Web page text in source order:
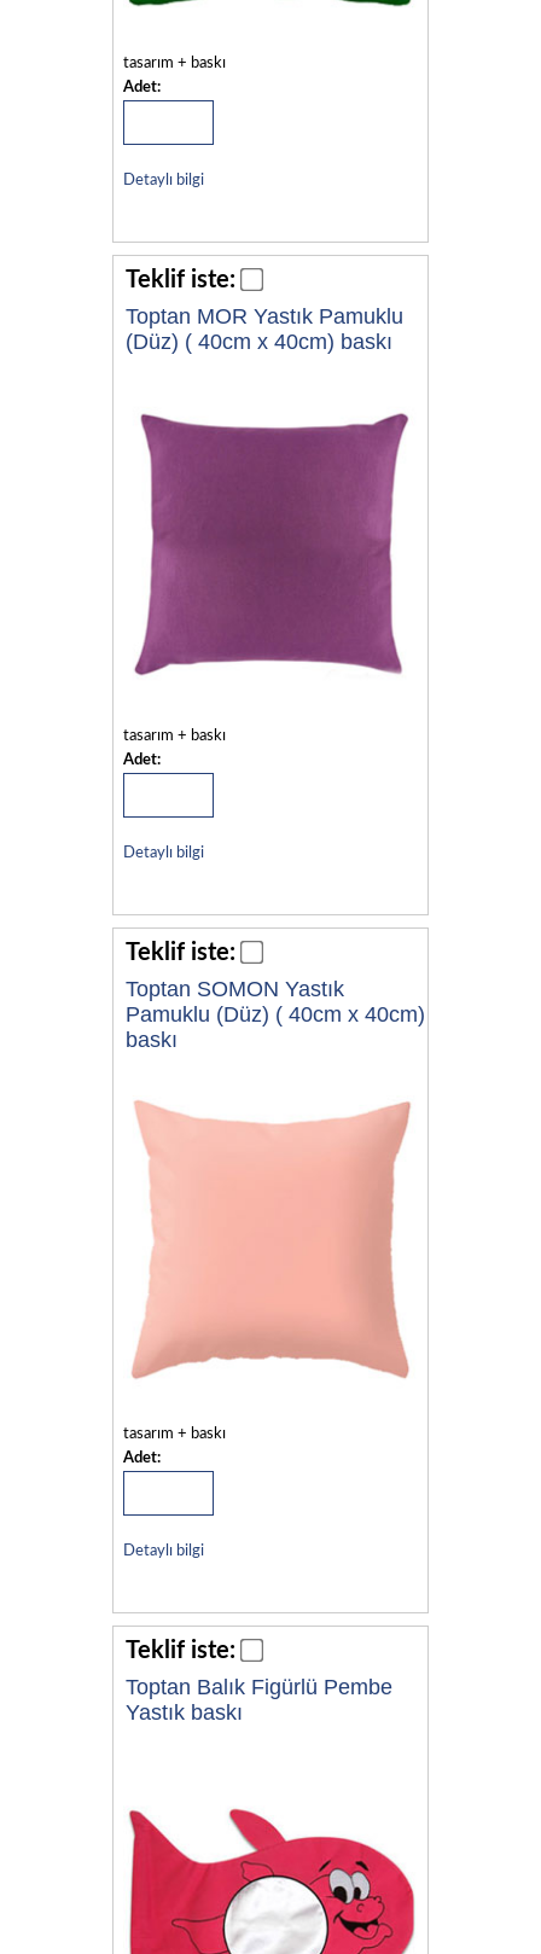
tasarım + baskı
Adet:
Detaylı bilgi
Teklif iste:
Toptan MOR Yastık Pamuklu
(Düz) ( 40cm x 40cm) baskı
tasarım + baskı
Adet:
Detaylı bilgi
Teklif iste:
Toptan SOMON Yastık
Pamuklu (Düz) ( 40cm x 40cm)
baskı
tasarım + baskı
Adet:
Detaylı bilgi
Teklif iste:
Toptan Balık Figürlü Pembe
Yastık baskı